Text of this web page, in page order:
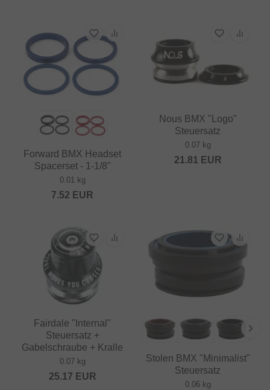
Forward BMX Headset
Spacerset - 1-1/8"
0.01 kg
7.52 EUR
Nous BMX "Logo"
Steuersatz
0.07 kg
21.81 EUR
Fairdale "Internal"
Steuersatz +
Gabelschraube + Kralle
0.07 kg
25.17 EUR
Stolen BMX "Minimalist"
Steuersatz
0.06 kg